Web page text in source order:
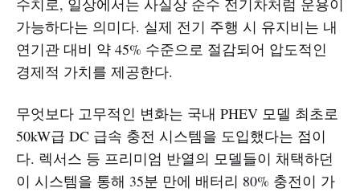
수치로, 일상에서는 사실상 순수 전기차처럼 운용이
가능하다는 의미다. 실제 전기 주행 시 유지비는 내
연기관 대비 약 45% 수준으로 절감되어 압도적인
경제적 가치를 제공한다.
무엇보다 고무적인 변화는 국내 PHEV 모델 최초로
50kW급 DC 급속 충전 시스템을 도입했다는 점이
다. 렉서스 등 프리미엄 반열의 모델들이 채택하던
이 시스템을 통해 35분 만에 배터리 80% 충전이 가